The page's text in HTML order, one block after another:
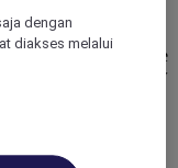
the 4-star Mercure
a relaxing family
close proximity to the
centers and just a few
France. You will
rooms and
dengan
diakses melalui